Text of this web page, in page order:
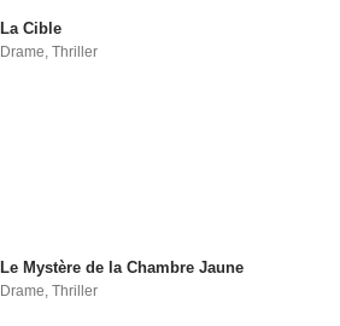
La Cible
Drame,Thriller
Le Mystère de la Chambre Jaune
Drame,Thriller